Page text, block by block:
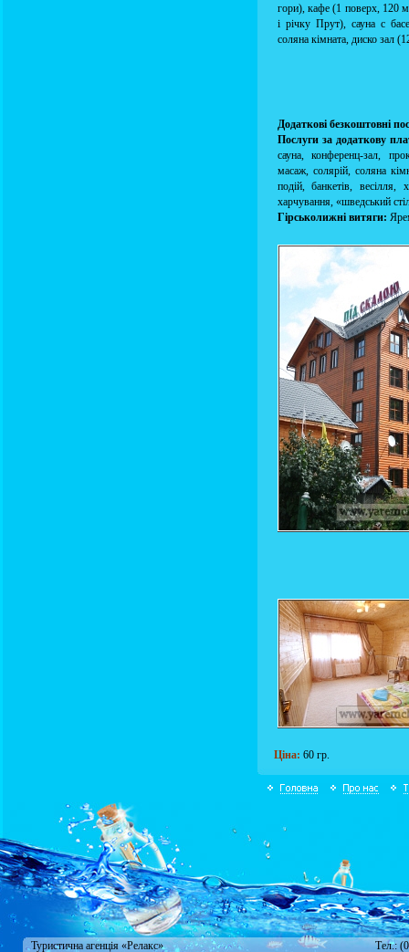
гори), кафе (1 поверх, 120
і річку Прут), сауна с
соляна кімната, диско зал
Додаткові безкоштовні
Послуги за додаткову
сауна, конференц-зал,
масаж, солярій, соляна
подій, банкетів,
харчування, «шведський
Гірськолижні витяги:
Ціна: 60 гр.
Туристична агенція «Релакс» Тел.: